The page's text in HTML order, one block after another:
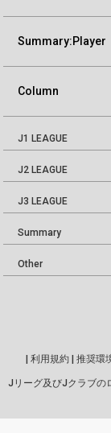
Summary:Player
Column
J1 LEAGUE
J2 LEAGUE
J3 LEAGUE
Summary
Other
利用規約 推奨環
Jリーグ及びJクラブの